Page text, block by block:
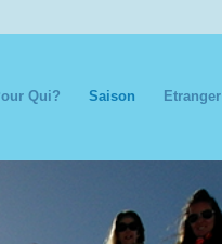
Qui? Saison Etranger